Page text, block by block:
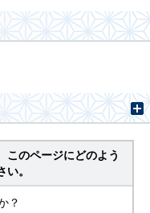
このページにどのよう
い。
？